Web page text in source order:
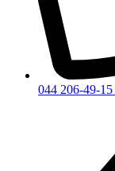
044 206-49-15